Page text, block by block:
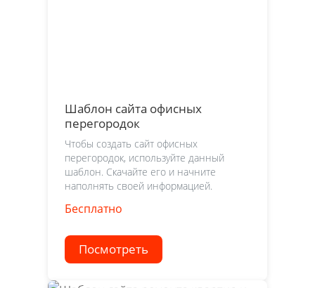
Шаблон сайта офисных
перегородок
Чтобы создать сайт офисных
перегородок, используйте данный
шаблон. Скачайте его и начните
наполнять своей информацией.
Бесплатно
Посмотреть